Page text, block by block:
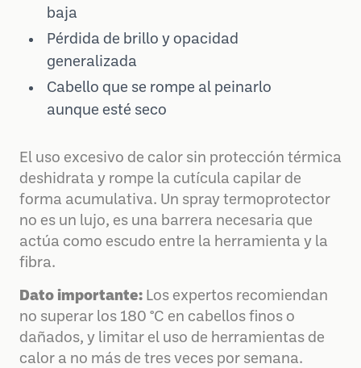
baja
Pérdida de brillo y opacidad
generalizada
Cabello que se rompe al peinarlo
aunque esté seco
El uso excesivo de calor sin protección térmica
deshidrata y rompe la cutícula capilar de
forma acumulativa. Un spray termoprotector
no es un lujo, es una barrera necesaria que
actúa como escudo entre la herramienta y la
fibra.
Dato importante: Los expertos recomiendan
no superar los 180 °C en cabellos finos o
dañados, y limitar el uso de herramientas de
calor a no más de tres veces por semana.